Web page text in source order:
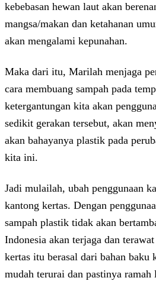
kebebasan hewan laut akan
mangsa/makan dan ketahanan
akan mengalami kepunahan.
Maka dari itu, Marilah menjaga
cara membuang sampah pada
ketergantungan kita akan
sedikit gerakan tersebut, akan
akan bahayanya plastik pada
kita ini.
Jadi mulailah, ubah penggunaan
kantong kertas. Dengan
sampah plastik tidak akan
Indonesia akan terjaga dan
kertas itu berasal dari bahan baku
mudah terurai dan pastinya ramah